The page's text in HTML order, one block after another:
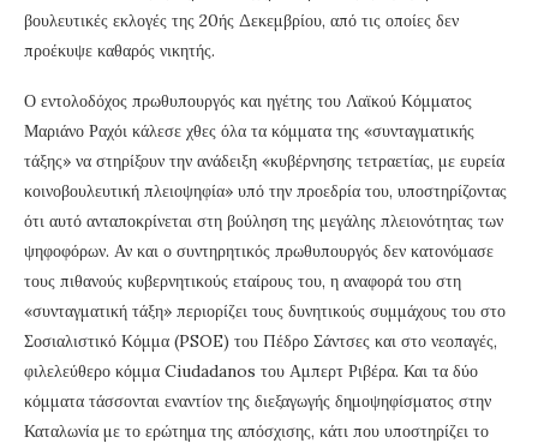
βουλευτικές εκλογές της 20ής Δεκεμβρίου, από τις οποίες δεν
προέκυψε καθαρός νικητής.
Ο εντολοδόχος πρωθυπουργός και ηγέτης του Λαϊκού Κόμματος
Μαριάνο Ραχόι κάλεσε χθες όλα τα κόμματα της «συνταγματικής
τάξης» να στηρίξουν την ανάδειξη «κυβέρνησης τετραετίας, με ευρεία
κοινοβουλευτική πλειοψηφία» υπό την προεδρία του, υποστηρίζοντας
ότι αυτό ανταποκρίνεται στη βούληση της μεγάλης πλειονότητας των
ψηφοφόρων. Αν και ο συντηρητικός πρωθυπουργός δεν κατονόμασε
τους πιθανούς κυβερνητικούς εταίρους του, η αναφορά του στη
«συνταγματική τάξη» περιορίζει τους δυνητικούς συμμάχους του στο
Σοσιαλιστικό Κόμμα (PSOE) του Πέδρο Σάντσες και στο νεοπαγές,
φιλελεύθερο κόμμα Ciudadanos του Αμπερτ Ριβέρα. Και τα δύο
κόμματα τάσσονται εναντίον της διεξαγωγής δημοψηφίσματος στην
Καταλωνία με το ερώτημα της απόσχισης, κάτι που υποστηρίζει το